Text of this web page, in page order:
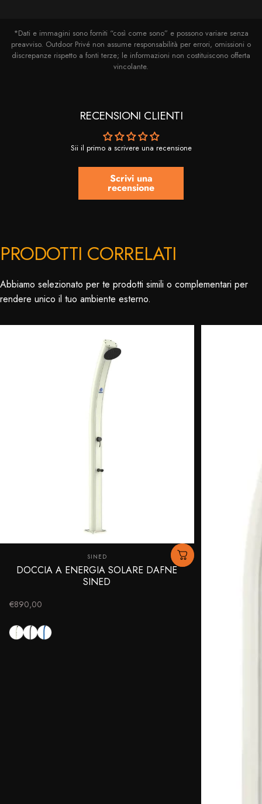
*Dati e immagini sono forniti “così come sono” e possono variare senza
preavviso. Outdoor Privé non assume responsabilità per errori, omissioni o
discrepanze rispetto a fonti terze; le informazioni non costituiscono offerta
vincolante.
RECENSIONI CLIENTI
Sii il primo a scrivere una recensione
Scrivi una
recensione
PRODOTTI CORRELATI
Abbiamo selezionato per te prodotti simili o complementari per
rendere unico il tuo ambiente esterno.
Fornitore:
SINED
DOCCIA A ENERGIA SOLARE DAFNE
SINED
€890,00
BiancoNeroBlu